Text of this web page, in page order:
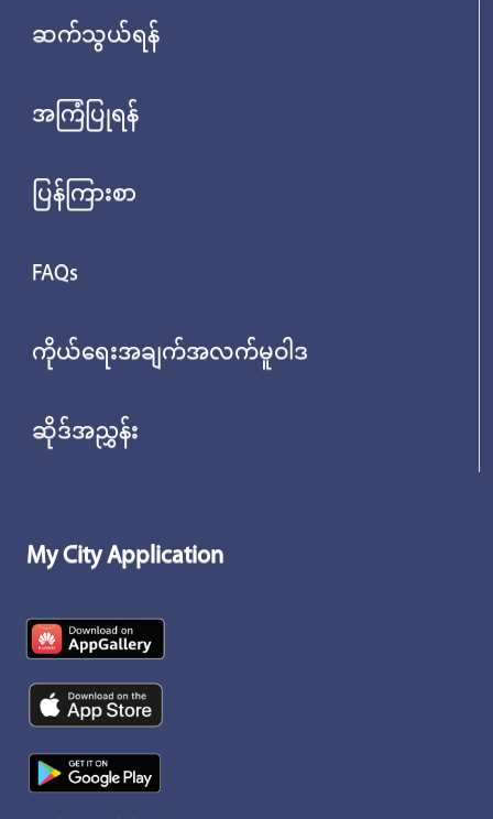
ဆက်သွယ်ရန်
အကြံပြုရန်
ပြန်ကြားစာ
FAQs
ကိုယ်ရေးအချက်အလက်မူဝါဒ
ဆိုဒ်အညွှန်း
My City Application